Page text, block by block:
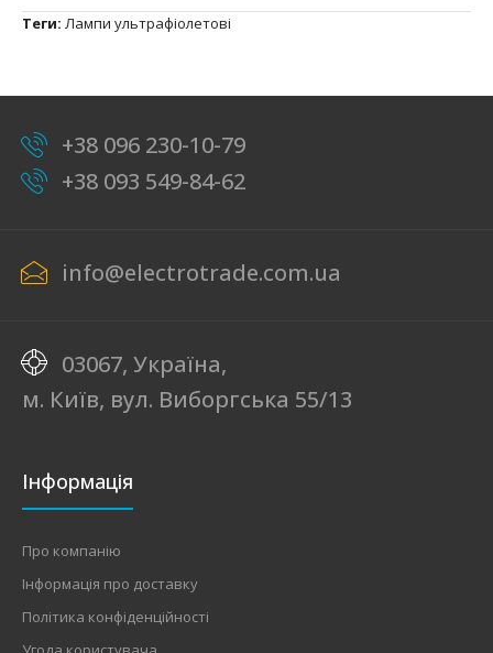
Теги: Лампи ультрафіолетові
+38 096 230-10-79
+38 093 549-84-62
info@electrotrade.com.ua
03067, Україна,
м. Київ, вул. Виборгська 55/13
Інформація
Про компанію
Інформація про доставку
Політика конфіденційності